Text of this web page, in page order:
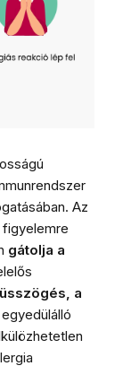
Az
figyelemre
gátolja a
a